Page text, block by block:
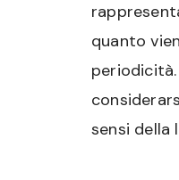
quanto
sensi della